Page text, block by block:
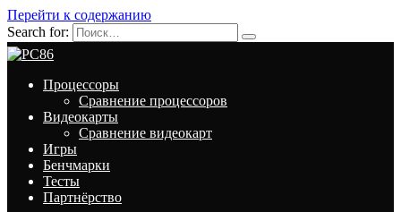
Перейти к содержанию
Search for:
Процессоры
Сравнение процессоров
Видеокарты
Сравнение видеокарт
Игры
Бенчмарки
Тесты
Партнёрство